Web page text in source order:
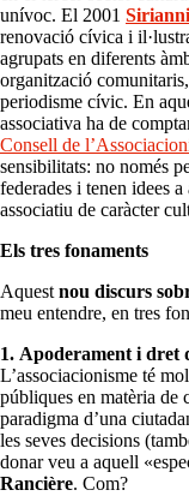
unívoc. El 2001
renovació cívica i
agrupats en diferents
organització
periodisme cívic. En
associativa ha de
Consell de
sensibilitats: no només
federades i tenen idees
associatiu de caràcter
Els tres fonaments
Aquestnou discurs
meu entendre, en tres
1. Apoderament i dret
L’associacionisme té
públiques en matèria de
paradigma d’una
les seves decisions
donar veu a aquell
Rancière. Com?